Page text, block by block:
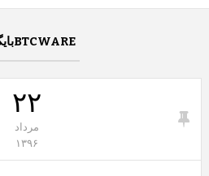
BTCWAREبایگانی
۲۲
مرداد
۱۳۹۶